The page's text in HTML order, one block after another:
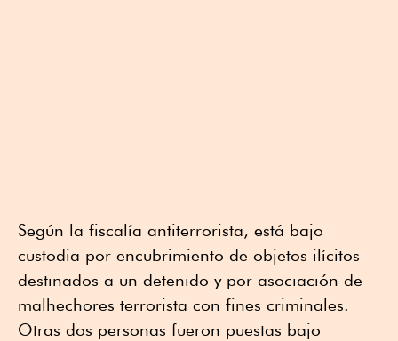
Según la fiscalía antiterrorista, está bajo
custodia por encubrimiento de objetos ilícitos
destinados a un detenido y por asociación de
malhechores terrorista con fines criminales.
Otras dos personas fueron puestas bajo